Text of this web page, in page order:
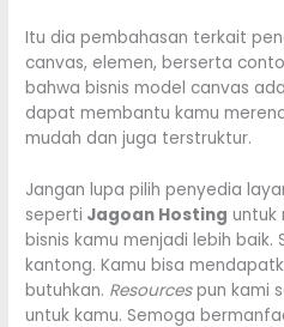
Itu dia pembahasan terkait
canvas, elemen, berserta
bahwa bisnis model canvas
dapat membantu kamu
mudah dan juga terstruktur.
Jangan lupa pilih penyedia
seperti Jagoan Hosting untuk
bisnis kamu menjadi lebih baik.
kantong. Kamu bisa
butuhkan. Resourcespun kami
untuk kamu. Semoga